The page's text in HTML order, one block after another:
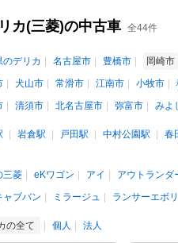
カ(三菱)の中古車 全44件
のデリカ 名古屋市 豊橋市 岡崎市
犬山市 常滑市 江南市 小牧市
清須市 北名古屋市 弥富市 みよ
岩倉駅 戸田駅 中村公園駅 春
三菱 eKワゴン アイ アウトランダ
ャブバン
ミラージュ ランサーエボ
の全て 個人 法人